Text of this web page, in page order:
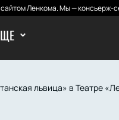
Ленкома. Мы — консьерж-
львица» в Театре